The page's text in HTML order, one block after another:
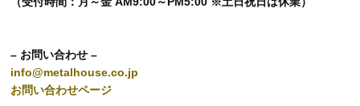
– お問い合わせ –
info@metalhouse.co.jp
お問い合わせページ